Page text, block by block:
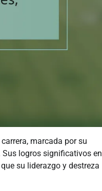
marcada por su
logros significativos en
su liderazgo y destreza